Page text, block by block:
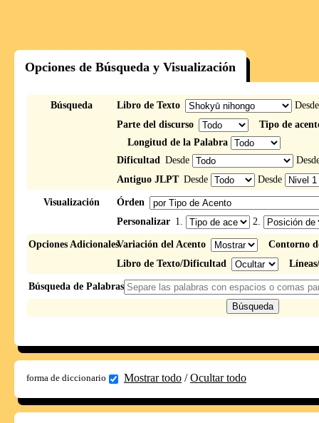
Opciones de Búsqueda y Visualización
Búsqueda Libro de Texto
Parte del discurso
Tipo de
Longitud de la Palabra
Dificultad Desde
Antiguo JLPT Desde Desde
Visualización
Órden
Personalizar 1. 2.
Opciones AdicionalesVariación del Acento
Contorno
Libro de Texto/Dificultad
Búsqueda de Palabras
forma de diccionario Mostrar todo /Ocultar todo